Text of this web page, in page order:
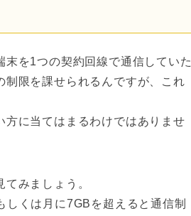
を1つの契約回線で通信していた
制限を課せられるんですが、これ
方に当てはまるわけではありませ
みましょう。
くは月に7GBを超えると通信制